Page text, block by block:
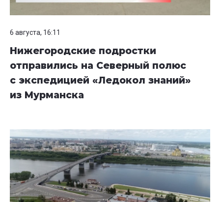
6 августа, 16:11
Нижегородские подростки
отправились на Северный полюс
с экспедицией «Ледокол знаний»
из Мурманска